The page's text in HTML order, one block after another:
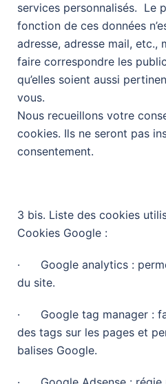
services personnalisés. Le
fonction de ces données
adresse, adresse mail, etc.,
faire correspondre les
qu’elles soient aussi
vous.
Nous recueillons votre
cookies. Ils ne seront pas
consentement.
3 bis. Liste des cookies
Cookies Google :
· Google analytics :
du site.
· Google tag manager :
des tags sur les pages et
balises Google.